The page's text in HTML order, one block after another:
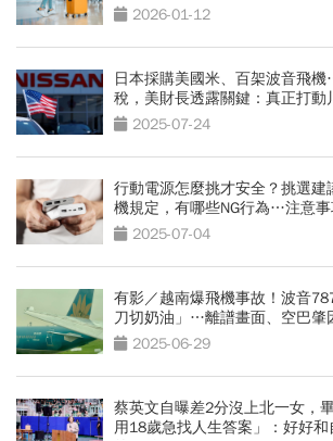
2026-01-12
日本採購美國米、百架波音飛
稅，美財長透露關鍵：真正打動
2025-07-24
行動電源怎麼挑才安全？挑選建
機規定，有哪些NG行為…注意
2025-07-04
有影／越南爆飛機事故！波音
刀切奶油」…離譜畫面、空巴肇
2025-06-29
蔡英文自曝差2分沒上北一女，
用18歲急找人生答案」：好好